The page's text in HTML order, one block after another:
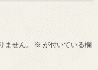
ません。 ※ が付いている欄